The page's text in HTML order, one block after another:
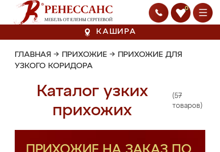
0
КАШИРА
ГЛАВНАЯ → ПРИХОЖИЕ → ПРИХОЖИЕ ДЛЯ
УЗКОГО КОРИДОРА
Каталог узких
прихожих
(57
товаров)